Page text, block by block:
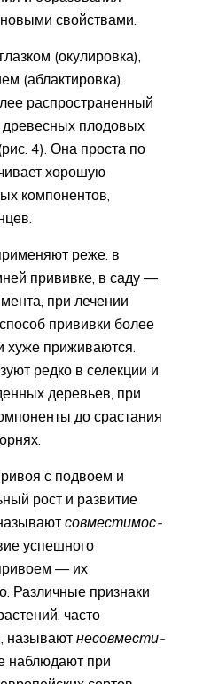
свойствами.
(окулировка),
(аблактировка).
распространен­ный
плодовых
4). Она проста по
хорошую
компонентов,
реже: в
прививке, в саду —
при лечении
прививки более
хуже приживаются.
редко в селекции и
деревьев, при
до срастания
с подвоем и
рост и развитие
совместимос­
успешного
— их
Различные признаки
часто
называют несовмести­
наблюдают при